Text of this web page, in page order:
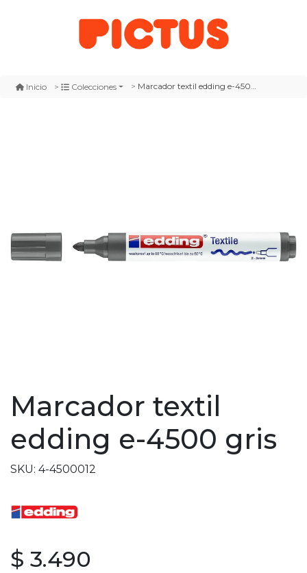
Inicio Colecciones Marcador textil edding e-4500 gris
Marcador textil
edding e-4500 gris
SKU: 4-4500012
$ 3.490